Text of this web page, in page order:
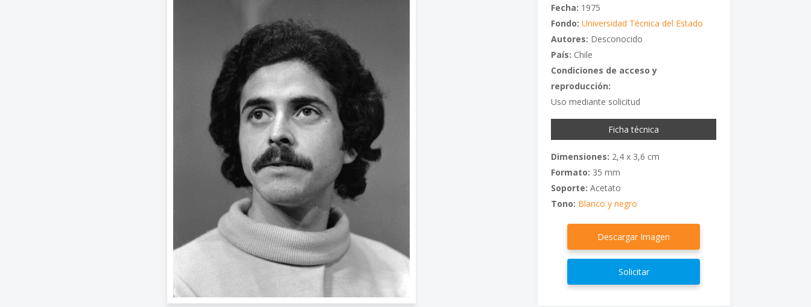
Fecha: 1975
Fondo: Universidad Técnica del Estado
Autores: Desconocido
País: Chile
Condiciones de acceso y
reproducción:
Uso mediante solicitud
Ficha técnica
Dimensiones: 2,4 x 3,6 cm
Formato: 35 mm
Soporte: Acetato
Tono: Blanco y negro
Descargar Imagen
Solicitar